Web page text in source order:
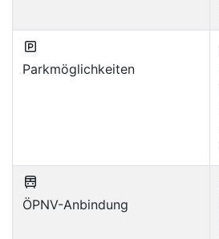
Parkmöglichkeiten
ÖPNV-Anbindung